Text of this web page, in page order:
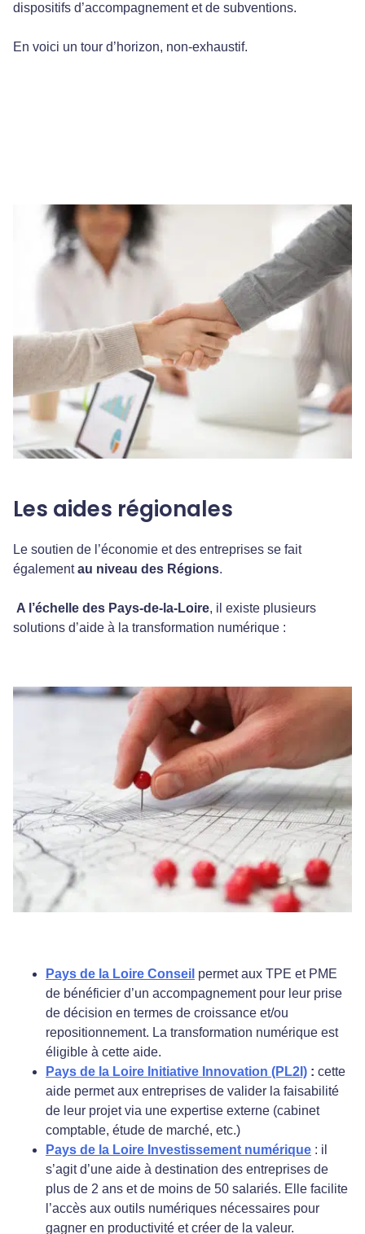
dispositifs d’accompagnement et de subventions.
En voici un tour d’horizon, non-exhaustif.
Les aides régionales
Le soutien de l’économie et des entreprises se fait
égalementau niveau des Régions.
A l’échelle des Pays-de-la-Loire, il existe plusieurs
solutions d’aide à la transformation numérique :
Pays de la Loire Conseil permet aux TPE et PME
de bénéficier d’un accompagnement pour leur prise
de décision en termes de croissance et/ou
repositionnement. La transformation numérique est
éligible à cette aide.
Pays de la Loire Initiative Innovation (PL2I) : cette
aide permet aux entreprises de valider la faisabilité
de leur projet via une expertise externe (cabinet
comptable, étude de marché, etc.)
Pays de la Loire Investissement numérique : il
s’agit d’une aide à destination des entreprises de
plus de 2 ans et de moins de 50 salariés. Elle facilite
l’accès aux outils numériques nécessaires pour
gagner en productivité et créer de la valeur.